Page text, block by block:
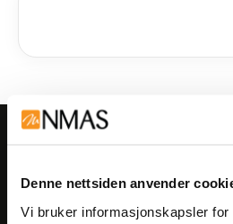
Denne nettsiden anvender
Vi bruker informasjonskapsler for
Meld deg på vårt
Få informasjon om